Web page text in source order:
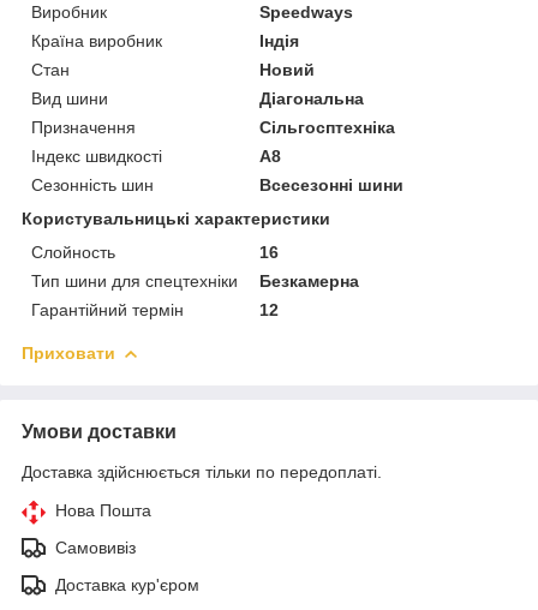
Виробник
Speedways
Країна виробник
Індія
Стан
Новий
Вид шини
Діагональна
Призначення
Сільгосптехніка
Індекс швидкості
A8
Сезонність шин
Всесезонні шини
Користувальницькі характеристики
Слойность
16
Тип шини для спецтехніки
Безкамерна
Гарантійний термін
12
Приховати
Умови доставки
Доставка здійснюється тільки по передоплаті.
Нова Пошта
Самовивіз
Доставка кур'єром